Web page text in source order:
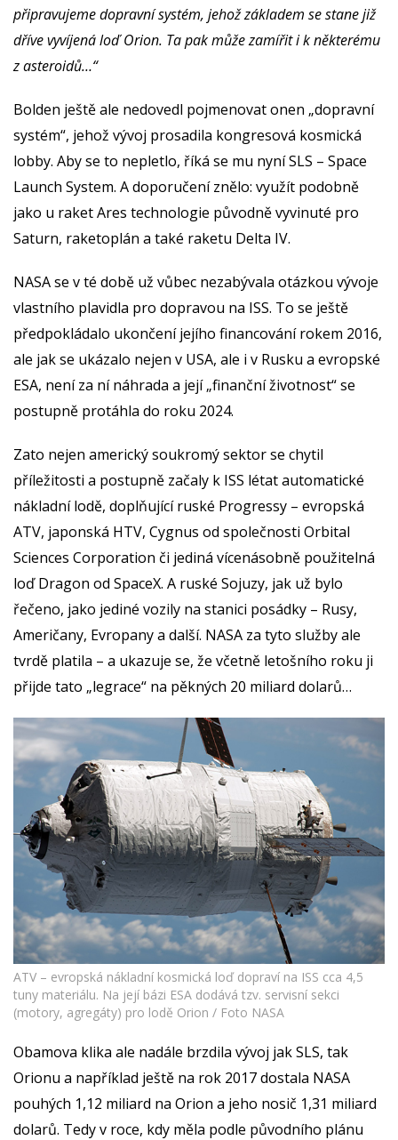
připravujeme dopravní systém, jehož základem se stane již
dříve vyvíjená loď Orion. Ta pak může zamířit i k některému
z asteroidů…“
Bolden ještě ale nedovedl pojmenovat onen „dopravní
systém“, jehož vývoj prosadila kongresová kosmická
lobby. Aby se to nepletlo, říká se mu nyní SLS – Space
Launch System. A doporučení znělo: využít podobně
jako u raket Ares technologie původně vyvinuté pro
Saturn, raketoplán a také raketu Delta IV.
NASA se v té době už vůbec nezabývala otázkou vývoje
vlastního plavidla pro dopravou na ISS. To se ještě
předpokládalo ukončení jejího financování rokem 2016,
ale jak se ukázalo nejen v USA, ale i v Rusku a evropské
ESA, není za ní náhrada a její „finanční životnost“ se
postupně protáhla do roku 2024.
Zato nejen americký soukromý sektor se chytil
příležitosti a postupně začaly k ISS létat automatické
nákladní lodě, doplňující ruské Progressy – evropská
ATV, japonská HTV, Cygnus od společnosti Orbital
Sciences Corporation či jediná vícenásobně použitelná
loď Dragon od SpaceX. A ruské Sojuzy, jak už bylo
řečeno, jako jediné vozily na stanici posádky – Rusy,
Američany, Evropany a další. NASA za tyto služby ale
tvrdě platila – a ukazuje se, že včetně letošního roku ji
přijde tato „legrace“ na pěkných 20 miliard dolarů…
ATV – evropská nákladní kosmická loď dopraví na ISS cca 4,5
tuny materiálu. Na její bázi ESA dodává tzv. servisní sekci
(motory, agregáty) pro lodě Orion / Foto NASA
Obamova klika ale nadále brzdila vývoj jak SLS, tak
Orionu a například ještě na rok 2017 dostala NASA
pouhých 1,12 miliard na Orion a jeho nosič 1,31 miliard
dolarů. Tedy v roce, kdy měla podle původního plánu